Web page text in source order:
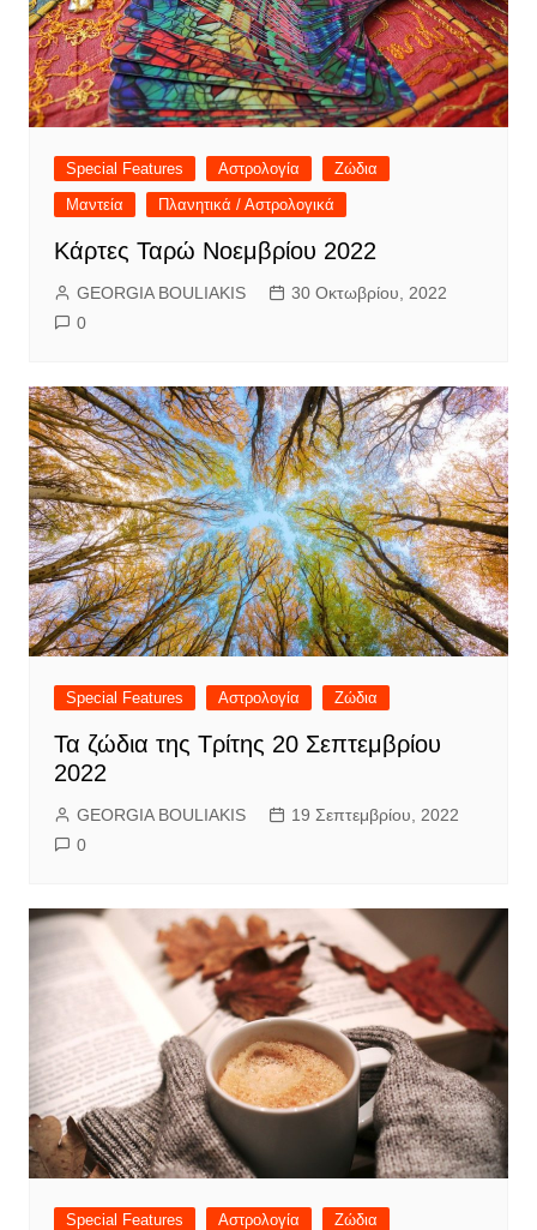
Special Features Αστρολογία
Ζώδια
Μαντεία
Πλανητικά / Αστρολογικά
Κάρτες Ταρώ Νοεμβρίου 2022
GEORGIA BOULIAKIS
30 Οκτωβρίου, 2022
0
Special Features Αστρολογία Ζώδια
Τα ζώδια της Τρίτης 20 Σεπτεμβρίου
2022
GEORGIA BOULIAKIS
19 Σεπτεμβρίου, 2022
0
Special Features Αστρολογία Ζώδια